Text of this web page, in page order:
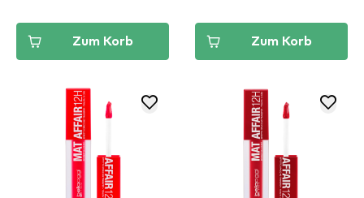
Zum Korb Zum Korb